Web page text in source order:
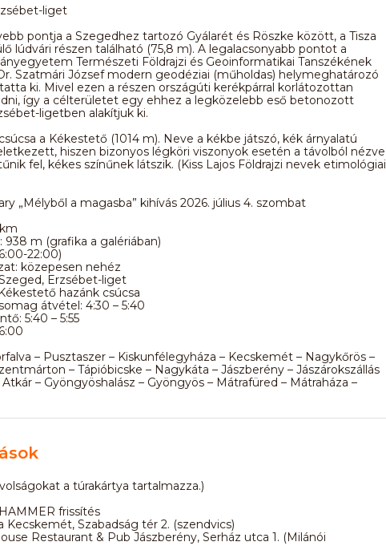
liget
pontja a Szegedhez tartozó Gyálarét és Röszke között, a Tisza
lúdvári részen található (75,8 m). A legalacsonyabb pontot a
Természeti Földrajzi és Geoinformatikai Tanszékének
Szatmári József modern geodéziai (műholdas) helymeghatározó
ki. Mivel ezen a részen országúti kerékpárral korlátozottan
így a célterületet egy ehhez a legközelebb eső betonozott
ligetben alakítjuk ki.
a Kékestető (1014 m). Neve a kékbe játszó, kék árnyalatú
hiszen bizonyos légköri viszonyok esetén a távolból nézve
fel, kékes színűnek látszik. (Kiss Lajos Földrajzi nevek etimológiai
„Mélyből a magasba” kihívás 2026. július 4. szombat
m (grafika a galériában)
22:00)
közepesen nehéz
Erzsébet-liget
hazánk csúcsa
átvétel: 4:30 – 5:40
5:40 – 5:55
– Pusztaszer – Kiskunfélegyháza – Kecskemét – Nagykőrös –
– Tápióbicske – Nagykáta – Jászberény – Jászárokszállás
– Gyöngyöshalász – Gyöngyös – Mátrafüred – Mátraháza –
a túrakártya tartalmazza.)
frissítés
Kecskemét, Szabadság tér 2. (szendvics)
Restaurant & Pub Jászberény, Serház utca 1. (Milánói